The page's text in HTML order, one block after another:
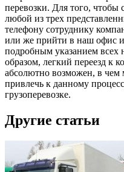
перевозки. Для того, чтобы
любой из трех
телефону сотруднику
или же прийти в наш офис
подробным указанием всех
образом, легкий переезд к
абсолютно возможен, в чем
привлечь к данному
грузоперевозке.
Другие статьи